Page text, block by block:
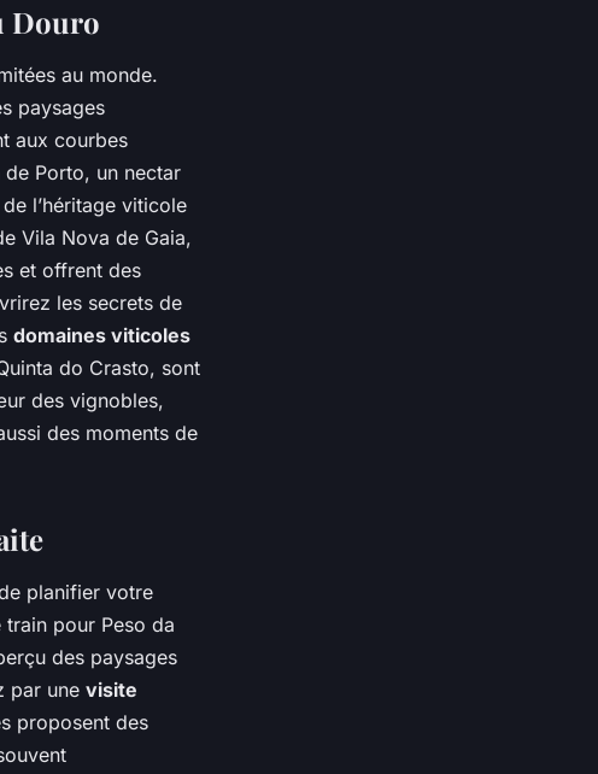
Douro
au monde.
paysages
aux courbes
Porto, un nectar
l’héritage viticole
Vila Nova de Gaia,
et offrent des
les secrets de
domaines viticoles
do Crasto, sont
des vignobles,
des moments de
planifier votre
train pour Peso da
des paysages
par une visite
proposent des